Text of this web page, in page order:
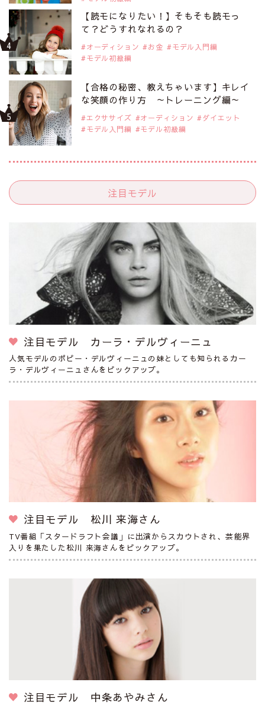
【読モになりたい！】そもそも読モっ
て？どうすれなれるの？
オーディション お金
モデル入門編
モデル初級編
【合格の秘密、教えちゃいます】キレイ
な笑顔の作り方 ～トレーニング編～
エクササイズ オーディション
ダイエット
モデル入門編
モデル初級編
注目モデル
注目モデル カーラ・デルヴィーニュ
人気モデルのポピー・デルヴィーニュの妹としても知られるカー
ラ・デルヴィーニュさんをピックアップ。
注目モデル 松川 来海さん
TV番組「スタードラフト会議」に出演からスカウトされ、芸能界
入りを果たした松川 来海さんをピックアップ。
注目モデル 中条あやみさん